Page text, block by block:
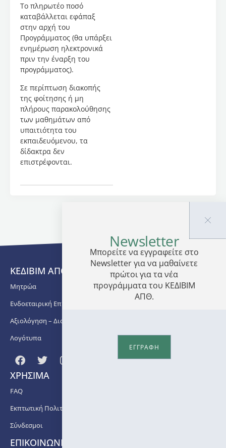
εισερχόμενων
αιτήσεων
συμφωνούν
με τις
προϋποθέσεις
της
προκήρυξης.
Υπεύθυνη
Προγράμματος
Το πληρωτέο ποσό
καταβάλλεται εφάπαξ
στην αρχή του
Προγράμματος (θα υπάρξει
ενημέρωση ηλεκτρονικά
πριν την έναρξη του
προγράμματος).
Σε περίπτωση διακοπής
της φοίτησης ή μη
πλήρους παρακολούθησης
των μαθημάτων από
υπαιτιότητα του
εκπαιδευόμενου, τα
δίδακτρα δεν
επιστρέφονται.
ΚΕΔΙΒΙΜ ΑΠΘ
Μητρώα
Ενδοεταιρική Επιμόρφωση
Αξιολόγηση – Διασφάλιση Ποιότητας
Λογότυπα
ΧΡΗΣΙΜΑ
FAQ
Εκπτωτική Πολιτική
Σύνδεσμοι
ΕΠΙΚΟΙΝΩΝΙΑ
Newsletter
Μπορείτε να εγγραφείτε στο
Newsletter για να μαθαίνετε
πρώτοι για τα νέα
προγράμματα του ΚΕΔΙΒΙΜ
ΑΠΘ.
ΕΓΓΡΑΦΗ